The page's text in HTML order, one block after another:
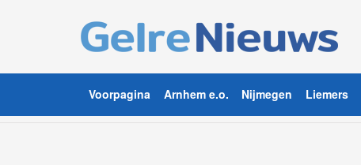
Voorpagina Arnhem e.o. Nijmegen Liemers